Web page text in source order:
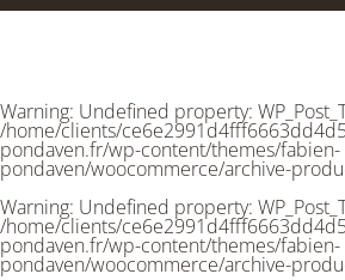
Warning: Undefined property:
/home/clients/
pondaven.fr/wp-content/themes/fabien-
pondaven/woocommerce/archive-
Warning: Undefined property:
/home/clients/
pondaven.fr/wp-content/themes/fabien-
pondaven/woocommerce/archive-